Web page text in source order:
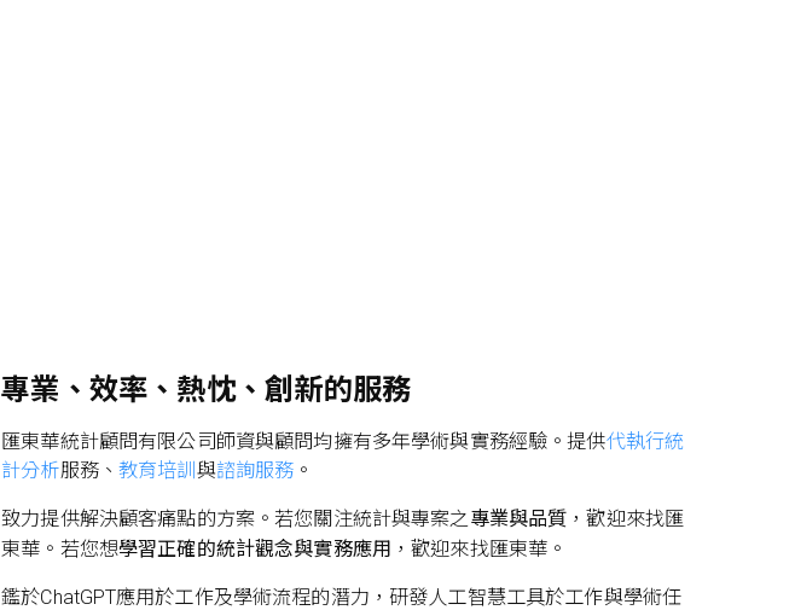
專業、效率、熱忱、創新的服務
匯東華統計顧問有限公司師資與顧問均擁有多年學術與實務經驗。提供代執行統
計分析服務、 教育培訓 與諮詢服務 。
致力提供解決顧客痛點的方案。若您關注統計與專案之 專業與品質 ，歡迎來找匯
東華。若您想學習正確的統計觀念與實務應用 ，歡迎來找匯東華。
鑑於ChatGPT應用於工作及學術流程的潛力，研發人工智慧工具於工作與學術任